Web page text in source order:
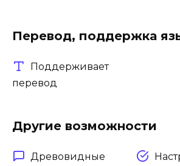
Перевод, поддержка
Поддерживает
перевод
Другие возможности
Древовидные